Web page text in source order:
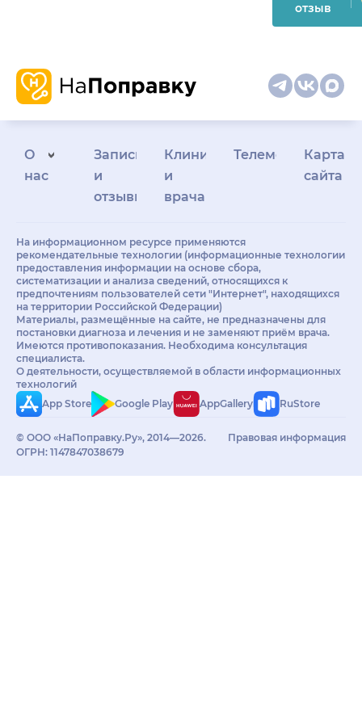
отзыв
О
нас
Запись
и
отзывы
Клиникам
и
врачам
Телемедицина
Карта
сайта
На информационном ресурсе применяются
рекомендательные технологии (информационные технологии
предоставления информации на основе сбора,
систематизации и анализа сведений, относящихся к
предпочтениям пользователей сети "Интернет", находящихся
на территории Российской Федерации)
Материалы, размещённые на сайте, не предназначены для
постановки диагноза и лечения и не заменяют приём врача.
Имеются противопоказания. Необходима консультация
специалиста.
О деятельности, осуществляемой в области информационных
технологий
App Store
Google Play AppGallery RuStore
© ООО «НаПоправку.Ру», 2014—2026.
ОГРН: 1147847038679
Правовая информация